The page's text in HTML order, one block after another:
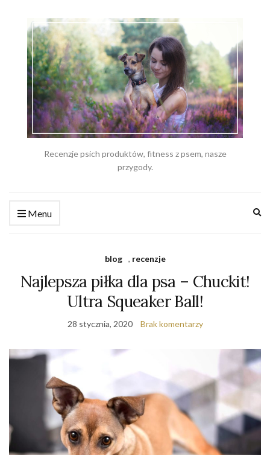
Recenzje psich produktów, fitness z psem, nasze
przygody.
Menu
blog , recenzje
Najlepsza piłka dla psa – Chuckit!
Ultra Squeaker Ball!
28 stycznia, 2020 Brak komentarzy